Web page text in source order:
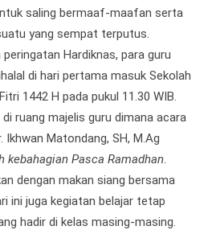
saling bermaaf-maafan serta
yang sempat terputus.
Hardiknas, para guru
di hari pertama masuk Sekolah
1442 H pada pukul 11.30 WIB.
ruang majelis guru dimana acara
Ikhwan Matondang, SH, M.Ag
kebahagian Pasca Ramadhan.
dengan makan siang bersama
ini juga kegiatan belajar tetap
hadir di kelas masing-masing.